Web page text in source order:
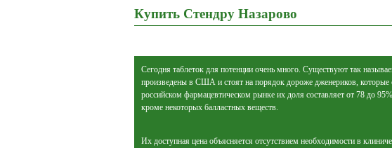
Купить Стендру Назарово
Сегодня таблеток для потенции очень много. Существуют так
произведены в США и стоят на порядок дороже дженериков,
российском фармацевтическом рынке их доля составляет от 78 до
кроме некоторых балластных веществ.
Их доступная цена объясняется отсутствием необходимости в